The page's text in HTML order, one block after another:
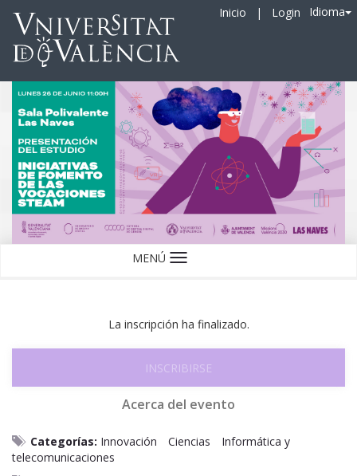
Inicio | Login Idioma
MENÚ Idioma
La inscripción ha finalizado.
INSCRIBIRSE
Acerca del evento
Categorías: Innovación Ciencias
Informática y
telecomunicaciones